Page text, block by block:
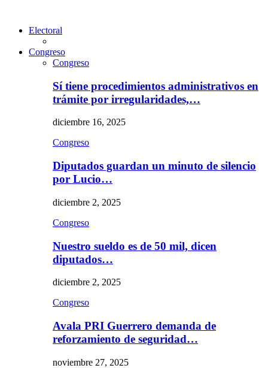
Electoral
Congreso
Congreso
Sí tiene procedimientos administrativos en
trámite por irregularidades,…
diciembre 16, 2025
Congreso
Diputados guardan un minuto de silencio
por Lucio…
diciembre 2, 2025
Congreso
Nuestro sueldo es de 50 mil, dicen
diputados…
diciembre 2, 2025
Congreso
Avala PRI Guerrero demanda de
reforzamiento de seguridad…
noviembre 27, 2025